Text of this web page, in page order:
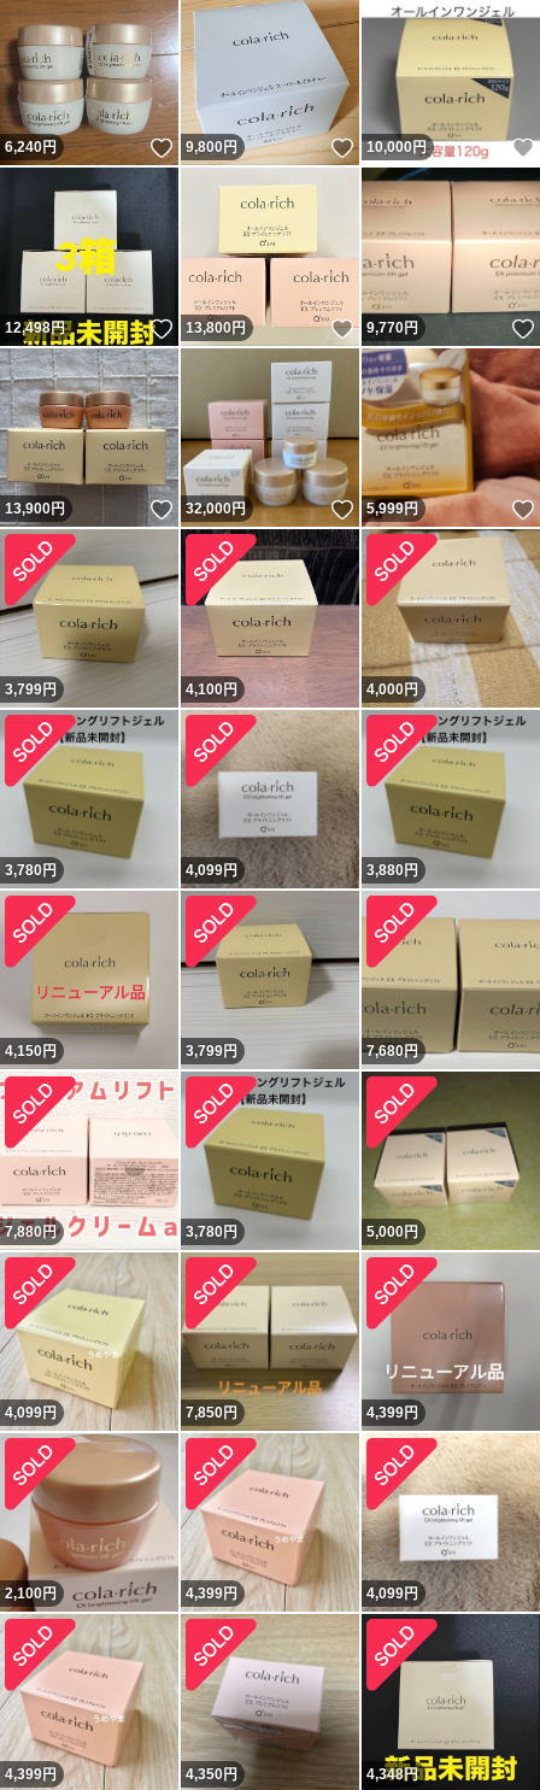
6,240円 いいね！
9,800円 いいね！
10,000円
12,498円 いいね！
13,800円 いいね！
9,770円
13,900円 いいね！
32,000円 いいね！
5,999円
3,799円 4,100円 4,000円
3,780円 4,099円 3,880円
4,150円 3,799円 7,680円
7,880 円 3,780円 5,000円
4,099円 7,850円 4,399円
2,100円 4,399円 4,099円
4,399円 4,350円 4,348円